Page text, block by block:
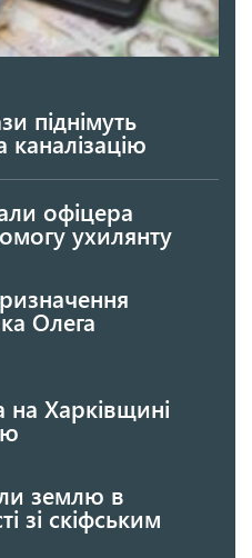
піднімуть
офіцера
ухилянту
Олега
на Харківщині
землю в
зі скіфським